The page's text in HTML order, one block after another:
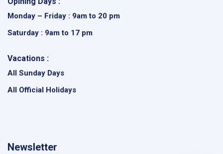
Monday – Friday : 9am to 20 pm
Saturday : 9am to 17 pm
Vacations :
All Sunday Days
All Official Holidays
Newsletter